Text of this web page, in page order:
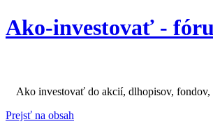
Ako-investovať -
Ako investovať do akcií, dlhopisov,
Prejsť na obsah